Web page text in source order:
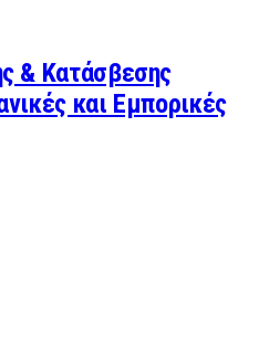
& Κατάσβεσης
και Εμπορικές